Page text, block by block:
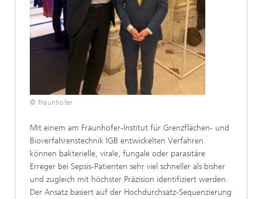
© Fraunhofer
Mit einem am Fraunhofer-Institut für Grenzflächen- und
Bioverfahrenstechnik IGB entwickelten Verfahren
können bakterielle, virale, fungale oder parasitäre
Erreger bei Sepsis-Patienten sehr viel schneller als bisher
und zugleich mit höchster Präzision identifiziert werden.
Der Ansatz basiert auf der Hochdurchsatz-Sequenzierung